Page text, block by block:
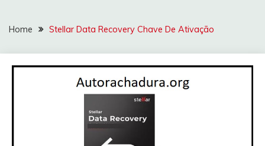
Home Stellar Data Recovery Chave De Ativação